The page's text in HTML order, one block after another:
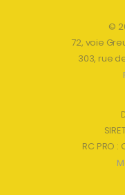
©
72, voie
303, rue
RC PRO :